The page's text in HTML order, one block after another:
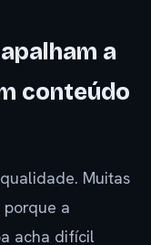
a
conteúdo
Muitas
a
acha difícil